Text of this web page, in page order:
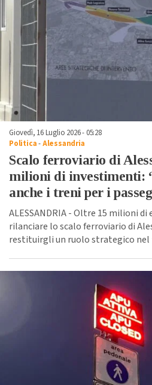
Giovedì, 16 Luglio 2026 - 05:28
Politica-Alessandria
Scalo ferroviario di
milioni di investimenti:
anche i treni per i
ALESSANDRIA - Oltre 15 milioni
rilanciare lo scalo ferroviario di
restituirgli un ruolo strategico nel